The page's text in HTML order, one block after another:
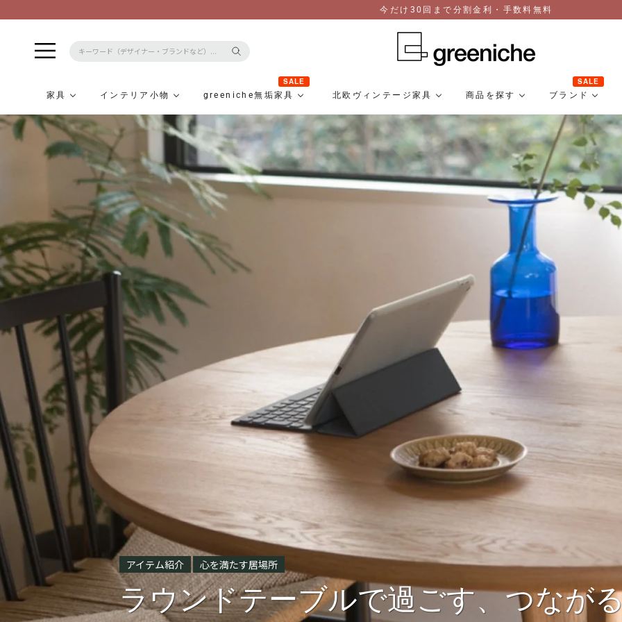
コ
キ
ッ
プ
今だけ30回まで分割金利・手数料無料
家具 インテリア小物 greeniche無垢家具
SALE
北欧ヴィンテージ家具
商品を探す ブランド
SALE
アイテム紹介 心を満たす居場所
ラウンドテーブルで過ごす、つなが